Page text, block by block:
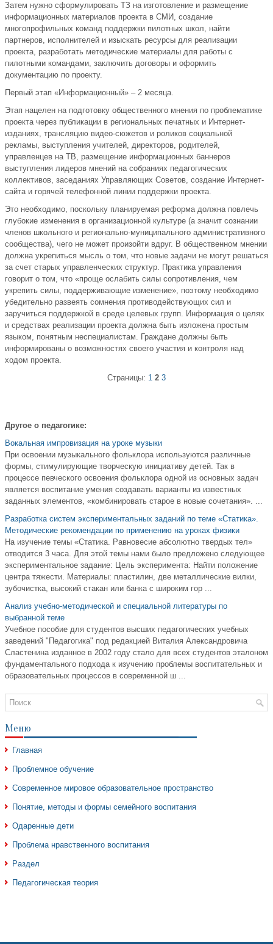
Затем нужно сформулировать ТЗ на изготовление и размещение
информационных материалов проекта в СМИ, создание
многопрофильных команд поддержки пилотных школ, найти
партнеров, исполнителей и изыскать ресурсы для реализации
проекта, разработать методические материалы для работы с
пилотными командами, заключить договоры и оформить
документацию по проекту.
Первый этап «Информационный» – 2 месяца.
Этап нацелен на подготовку общественного мнения по проблематике
проекта через публикации в региональных печатных и Интернет-
изданиях, трансляцию видео-сюжетов и роликов социальной
рекламы, выступления учителей, директоров, родителей,
управленцев на ТВ, размещение информационных баннеров
выступления лидеров мнений на собраниях педагогических
коллективов, заседаниях Управляющих Советов, создание Интернет-
сайта и горячей телефонной линии поддержки проекта.
Это необходимо, поскольку планируемая реформа должна повлечь
глубокие изменения в организационной культуре (а значит сознании
членов школьного и регионально-муниципального административного
сообщества), чего не может произойти вдруг. В общественном мнении
должна укрепиться мысль о том, что новые задачи не могут решаться
за счет старых управленческих структур. Практика управления
говорит о том, что «проще ослабить силы сопротивления, чем
укрепить силы, поддерживающие изменение», поэтому необходимо
убедительно развеять сомнения противодействующих сил и
заручиться поддержкой в среде целевых групп. Информация о целях
и средствах реализации проекта должна быть изложена простым
языком, понятным неспециалистам. Граждане должны быть
информированы о возможностях своего участия и контроля над
ходом проекта.
Страницы: 1 2 3
Другое о педагогике:
Вокальная импровизация на уроке музыки
При освоении музыкального фольклора используются различные
формы, стимулирующие творческую инициативу детей. Так в
процессе певческого освоения фольклора одной из основных задач
является воспитание умения создавать варианты из известных
заданных элементов, «комбинировать старое в новые сочетания». ...
Разработка систем экспериментальных заданий по теме «Статика».
Методические рекомендации по применению на уроках физики
На изучение темы «Статика. Равновесие абсолютно твердых тел»
отводится 3 часа. Для этой темы нами было предложено следующее
экспериментальное задание: Цель эксперимента: Найти положение
центра тяжести. Материалы: пластилин, две металлические вилки,
зубочистка, высокий стакан или банка с широким гор ...
Анализ учебно-методической и специальной литературы по
выбранной теме
Учебное пособие для студентов высших педагогических учебных
заведений "Педагогика" под редакцией Виталия Александровича
Сластенина изданное в 2002 году стало для всех студентов эталоном
фундаментального подхода к изучению проблемы воспитательных и
образовательных процессов в современной ш ...
Меню
Главная
Проблемное обучение
Современное мировое образовательное пространство
Понятие, методы и формы семейного воспитания
Одаренные дети
Проблема нравственного воспитания
Раздел
Педагогическая теория